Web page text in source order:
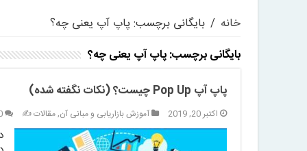
خانه / بایگانی برچسب: پاپ آپ یعنی چه؟
بایگانی برچسب:پاپ آپ یعنی چه؟
پاپ آپ Pop Up چیست؟ (نکات نگفته شده)
اکتبر 20, 2019 آموزش بازاریابی و مبانی آن,مقالات ✍️